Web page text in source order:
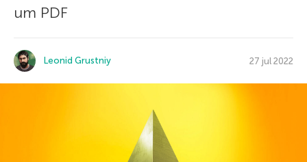
um PDF
Leonid Grustniy 27 jul 2022